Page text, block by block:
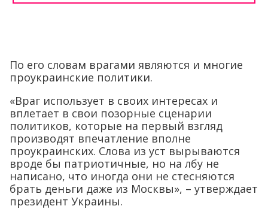
По его словам врагами являются и многие
проукраинские политики.
«Враг использует в своих интересах и
вплетает в свои позорные сценарии
политиков, которые на первый взгляд
производят впечатление вполне
проукраинских. Слова из уст вырываются
вроде бы патриотичные, но на лбу не
написано, что иногда они не стесняются
брать деньги даже из Москвы», – утверждает
президент Украины.